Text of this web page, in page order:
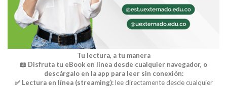
Tu lectura, a tu manera
📖 Disfruta tu eBook en línea desde cualquier navegador, o
descárgalo en la app para leer sin conexión:
✅ Lectura en línea (streaming):lee directamente desde cualquier